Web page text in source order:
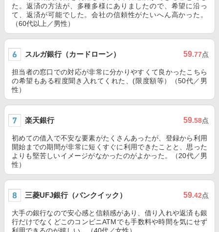
た。返済の方法が、多種多様にありましたので、希望に沿っ
て、返済が可能でした。会社の信頼性がたいへん高かった。
（60代以上／男性）
スルガ銀行（カードローン） 59.77点
担当者の窓口での対応が非常に分かりやすくて良かったこちら
の希望もある程度聞き入れてくれた、(限度額等）（50代／男
性）
楽天銀行 59.58点
初めての借入で不安な要素がたくさんあったが、登録から利用
開始までの期間が非常に短くすぐに利用できたことと、思った
よりも堅苦しいイメージがなかったのがよかった。（20代／男
性）
三菱UFJ銀行（バンクイック） 59.42点
大手の銀行なので安心感と信頼感があり、借り入れや返済も銀
行だけでなくどこのコンビニATMでも手数料や時間を気にせず